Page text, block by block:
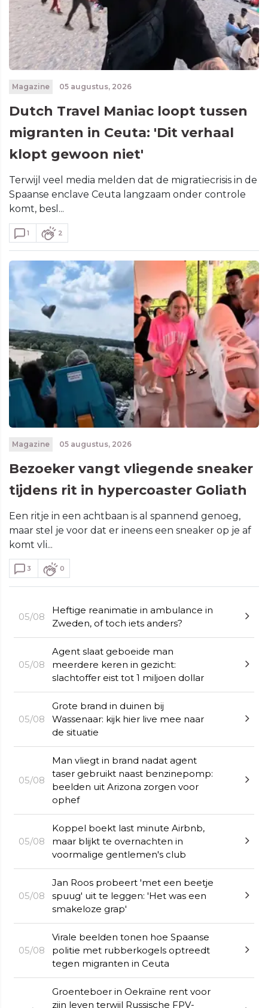
Magazine 05 augustus, 2026
Dutch Travel Maniac loopt tussen
migranten in Ceuta: 'Dit verhaal
klopt gewoon niet'
Terwijl veel media melden dat de migratiecrisis in de
Spaanse enclave Ceuta langzaam onder controle
komt, besl...
1 2
Magazine 05 augustus, 2026
Bezoeker vangt vliegende sneaker
tijdens rit in hypercoaster Goliath
Een ritje in een achtbaan is al spannend genoeg,
maar stel je voor dat er ineens een sneaker op je af
komt vli...
3 0
05/08
Heftige reanimatie in ambulance in
Zweden, of toch iets anders?
05/08
Agent slaat geboeide man
meerdere keren in gezicht:
slachtoffer eist tot 1 miljoen dollar
05/08
Grote brand in duinen bij
Wassenaar: kijk hier live mee naar
de situatie
05/08
Man vliegt in brand nadat agent
taser gebruikt naast benzinepomp:
beelden uit Arizona zorgen voor
ophef
05/08
Koppel boekt last minute Airbnb,
maar blijkt te overnachten in
voormalige gentlemen's club
05/08
Jan Roos probeert 'met een beetje
spuug' uit te leggen: 'Het was een
smakeloze grap'
05/08
Virale beelden tonen hoe Spaanse
politie met rubberkogels optreedt
tegen migranten in Ceuta
Groenteboer in Oekraïne rent voor
zijn leven terwijl Russische FPV-